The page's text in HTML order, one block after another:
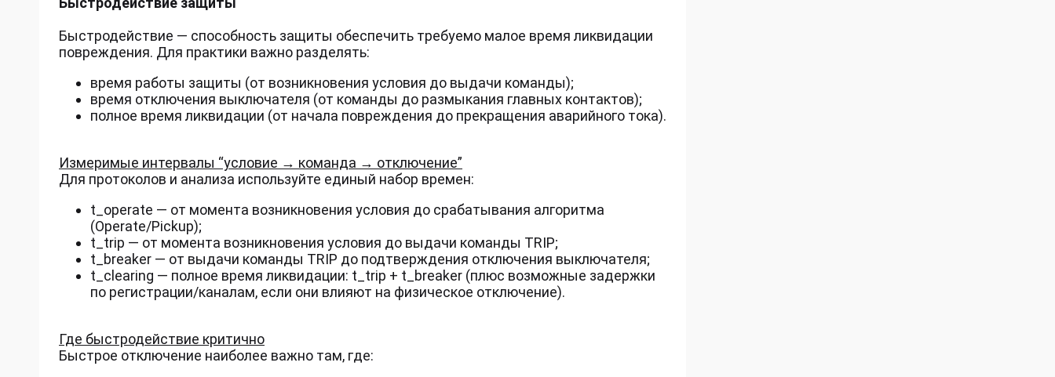
Быстродействие — способность защиты обеспечить требуемо малое время ликвидации
повреждения. Для практики важно разделять:
время работы защиты (от возникновения условия до выдачи команды);
время отключения выключателя (от команды до размыкания главных контактов);
полное время ликвидации (от начала повреждения до прекращения аварийного тока).
Измеримые интервалы “условие → команда → отключение”
Для протоколов и анализа используйте единый набор времен:
t_operate — от момента возникновения условия до срабатывания алгоритма
(Operate/Pickup);
t_trip — от момента возникновения условия до выдачи команды TRIP;
t_breaker — от выдачи команды TRIP до подтверждения отключения выключателя;
t_clearing — полное время ликвидации: t_trip + t_breaker (плюс возможные задержки
по регистрации/каналам, если они влияют на физическое отключение).
Где быстродействие критично
Быстрое отключение наиболее важно там, где: